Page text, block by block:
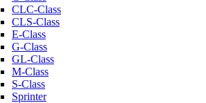
CLC-Class
CLS-Class
E-Class
G-Class
GL-Class
M-Class
S-Class
Sprinter